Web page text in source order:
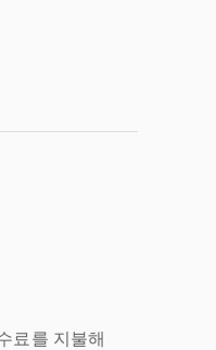
료를 지불해